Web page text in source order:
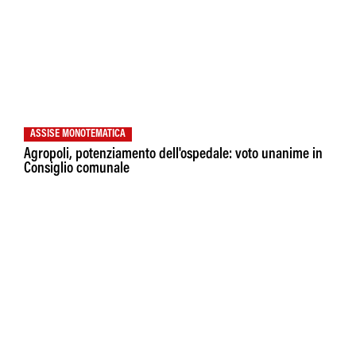
ASSISE MONOTEMATICA
Agropoli, potenziamento dell'ospedale: voto unanime in
Consiglio comunale